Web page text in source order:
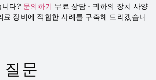
다? 문의하기 무료 상담 - 귀하의 장치 사양
료 장비에 적합한 사례를 구축해 드리겠습니
질문